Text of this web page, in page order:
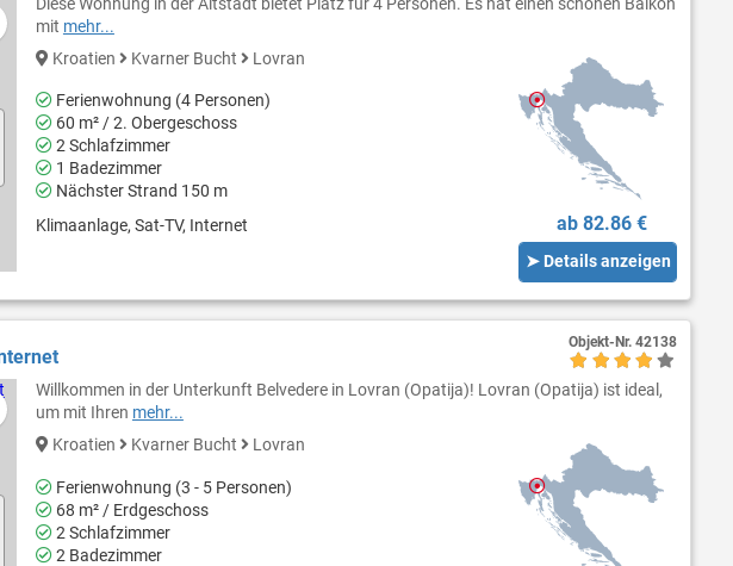
mit mehr...
Kroatien
Kvarner Bucht Lovran
Ferienwohnung (4 Personen)
60 m² / 2. Obergeschoss
2 Schlafzimmer
1 Badezimmer
Nächster Strand 150 m
Klimaanlage, Sat-TV, Internet
ab 82.86 €
➤ Details anzeigen
Willkommen in der Unterkunft Belvedere in Lovran (Opatija)! Lovran (Opatija) ist ideal,
um mit Ihren mehr...
Kroatien
Kvarner Bucht Lovran
Ferienwohnung (3 - 5 Personen)
68 m² / Erdgeschoss
2 Schlafzimmer
2 Badezimmer
Objekt-Nr. 42138